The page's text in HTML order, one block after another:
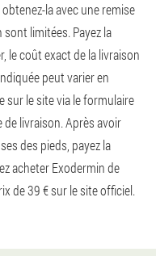
la avec une remise
limitées. Payez la
le coût exact de la livraison
peut varier en
sur le site via le formulaire
livraison. Après avoir
des pieds, payez la
acheter Exodermin de
de 39 € sur le site officiel.